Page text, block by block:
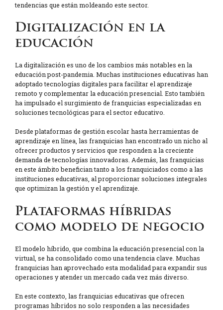
tendencias que están moldeando este sector.
Digitalización en la
educación
La digitalización es uno de los cambios más notables en la
educación post-pandemia. Muchas instituciones educativas han
adoptado tecnologías digitales para facilitar el aprendizaje
remoto y complementar la educación presencial. Esto también
ha impulsado el surgimiento de franquicias especializadas en
soluciones tecnológicas para el sector educativo.
Desde plataformas de gestión escolar hasta herramientas de
aprendizaje en línea, las franquicias han encontrado un nicho al
ofrecer productos y servicios que responden a la creciente
demanda de tecnologías innovadoras. Además, las franquicias
en este ámbito benefician tanto a los franquiciados como a las
instituciones educativas, al proporcionar soluciones integrales
que optimizan la gestión y el aprendizaje.
Plataformas híbridas
como modelo de negocio
El modelo híbrido, que combina la educación presencial con la
virtual, se ha consolidado como una tendencia clave. Muchas
franquicias han aprovechado esta modalidad para expandir sus
operaciones y atender un mercado cada vez más diverso.
En este contexto, las franquicias educativas que ofrecen
programas híbridos no solo responden a las necesidades